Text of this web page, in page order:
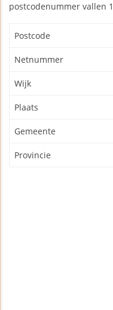
postcodenummer vallen
Postcode
Netnummer
Wijk
Plaats
Gemeente
Provincie